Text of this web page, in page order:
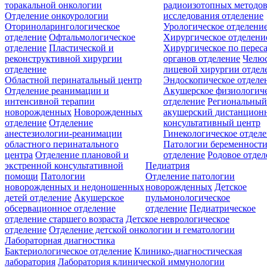
торакальной онкологии
Отделение онкоурологии
Оториноларингологическое
отделение Офтальмологическое
отделение Пластической и
реконструктивной хирургии
отделение
радиоизотопных
исследования отделение
Урологическое
Хирургическое
Хирургическое по
органов отделение
лицевой хирургии
Эндоскопическое
Областной перинатальный центр
Отделение реанимации и
интенсивной терапии
новорожденных Новорожденных
отделение Отделение
анестезиологии-реанимации
областного перинатального
центра Отделение плановой и
экстренной консультативной
помощи Патологии
новорожденных и недоношенных
детей отделение Акушерское
обсервационное отделение
Акушерское
отделение Региональный
акушерский
консультативный центр
Гинекологическое
Патологии
отделение Родовое
Педиатрия
Отделение патологии
новорожденных Детское
пульмонологическое
отделение Педиатрическое
отделение старшего возраста Детское неврологическое
отделение Отделение детской онкологии и гематологии
Лабораторная диагностика
Бактериологическое отделение Клинико-диагностическая
лаборатория Лаборатория клинической иммунологии